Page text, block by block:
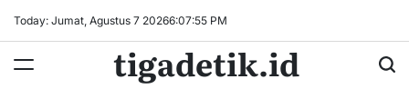
Today: Jumat, Agustus 7 20266:07:55 PM
tigadetik.id